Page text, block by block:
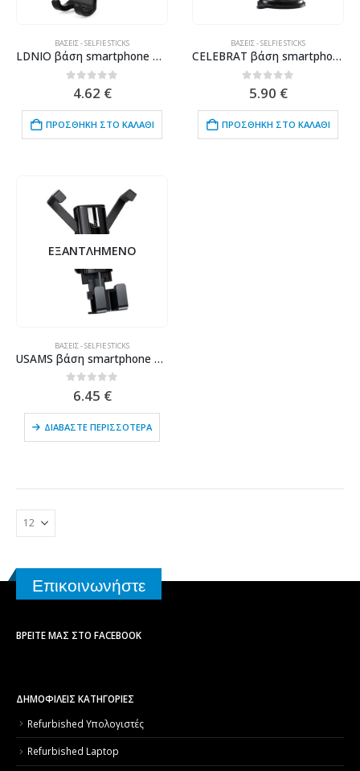
ΒΆΣΕΙΣ - SELFIE STICKS
LDNIO βάση smartphone αυτοκινήτου MG01 για αεραγωγούς, μαύρη
out of 5
4.62 €
ΠΡΟΣΘΉΚΗ ΣΤΟ ΚΑΛΆΘΙ
ΒΆΣΕΙΣ - SELFIE STICKS
CELEBRAT βάση smartphone αυτοκινήτου HC-08, ταμπλό & αεραγωγών, μαύρη
out of 5
5.90 €
ΠΡΟΣΘΉΚΗ ΣΤΟ ΚΑΛΆΘΙ
ΕΞΑΝΤΛΗΜΈΝΟ
ΒΆΣΕΙΣ - SELFIE STICKS
USAMS βάση smartphone για αυτοκίνητο US-ZJ058, μαύρη
out of 5
6.45 €
ΔΙΑΒΆΣΤΕ ΠΕΡΙΣΣΌΤΕΡΑ
Επικοινωνήστε
ΒΡΕΊΤΕ ΜΑΣ ΣΤΟ FACEBOOK
ΔΗΜΟΦΙΛΕΙΣ ΚΑΤΗΓΟΡΙΕΣ
Refurbished Υπολογιστές
Refurbished Laptop